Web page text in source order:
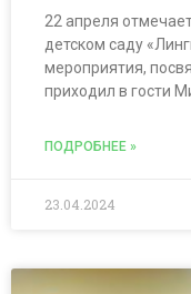
22 апреля
детском саду
мероприятия,
приходил в гости
ПОДРОБНЕЕ »
23.04.2024